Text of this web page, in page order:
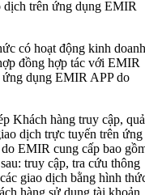
trên ứng dụng EMIR
có hoạt động kinh
đồng hợp tác với EMIR
dụng EMIR APP do
Khách hàng truy cập,
dịch trực tuyến trên ứng
EMIR cung cấp bao
truy cập, tra cứu thông
giao dịch bằng hình